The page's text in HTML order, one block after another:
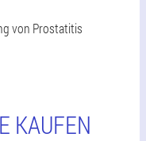
von Prostatitis
KAUFEN